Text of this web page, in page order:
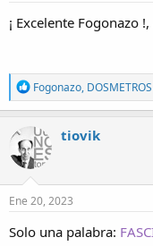
¡ Excelente Fogonazo
R
e
a
c
t
i
o
n
s
Fogonazo, DOSMETROS
tiovik
Ene 20, 2023
Solo una palabra: